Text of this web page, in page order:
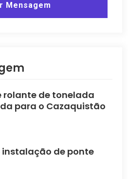
Mensagem
rolante de tonelada
para o Cazaquistão
instalação de ponte